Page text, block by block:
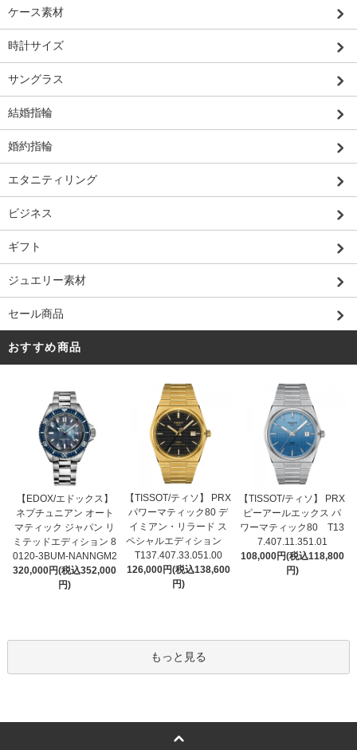
ケース素材
時計サイズ
サングラス
結婚指輪
婚約指輪
エタニティリング
ビジネス
ギフト
ジュエリー素材
セール商品
おすすめ商品
【EDOX/エドックス】
ネプチュニアン オート
マティック ジャパン リ
ミテッドエディション 8
0120-3BUM-NANNGM2
320,000円(税込352,000
円)
【TISSOT/ティソ】 PRX
パワーマティック80 デ
イミアン・リラード ス
ペシャルエディション
T137.407.33.051.00
126,000円(税込138,600
円)
【TISSOT/ティソ】 PRX
ピーアールエックス パ
ワーマティック80 T13
7.407.11.351.01
108,000円(税込118,800
円)
もっと見る